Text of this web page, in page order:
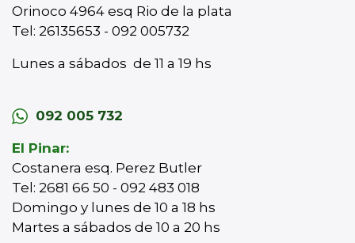
Orinoco 4964 esq Rio de la plata
Tel: 26135653 - 092 005732
Lunes a sábados de 11 a 19 hs
092 005 732
El Pinar:
Costanera esq. Perez Butler
Tel: 2681 66 50 - 092 483 018
Domingo y lunes de 10 a 18 hs
Martes a sábados de 10 a 20 hs